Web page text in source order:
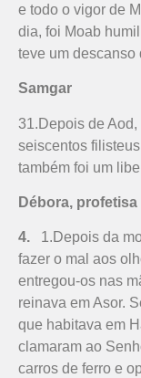
e todo o vigor de
dia, foi Moab
teve um descanso
Samgar
31.Depois de Aod,
seiscentos
também foi um
Débora, profetisa
4. 1.Depois da
fazer o mal aos
entregou-os nas
reinava em Asor.
que habitava em
clamaram ao
carros de ferro e